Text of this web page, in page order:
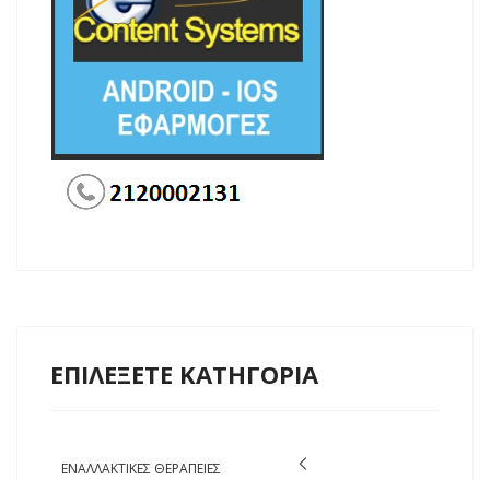
ΕΠΙΛΕΞΕΤΕ ΚΑΤΗΓΟΡΙΑ
ΕΝΑΛΛΑΚΤΙΚΕΣ ΘΕΡΑΠΕΙΕΣ